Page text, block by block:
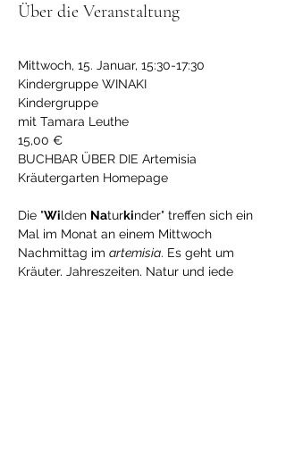
Über die Veranstaltung
Mittwoch, 15. Januar, 15:30-17:30
Kindergruppe WINAKI
Kindergruppe
mit Tamara Leuthe
15,00 €
BUCHBAR ÜBER DIE Artemisia
Kräutergarten Homepage
Die "Wilden Naturkinder" treffen sich ein
Mal im Monat an einem Mittwoch
Nachmittag im artemisia. Es geht um
Kräuter, Jahreszeiten, Natur und jede